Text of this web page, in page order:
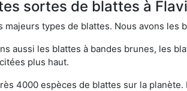
sortes de blattes à
majeurs types de blattes. Nous avons
aussi les blattes à bandes brunes, les
plus haut.
4000 espèces de blattes sur la